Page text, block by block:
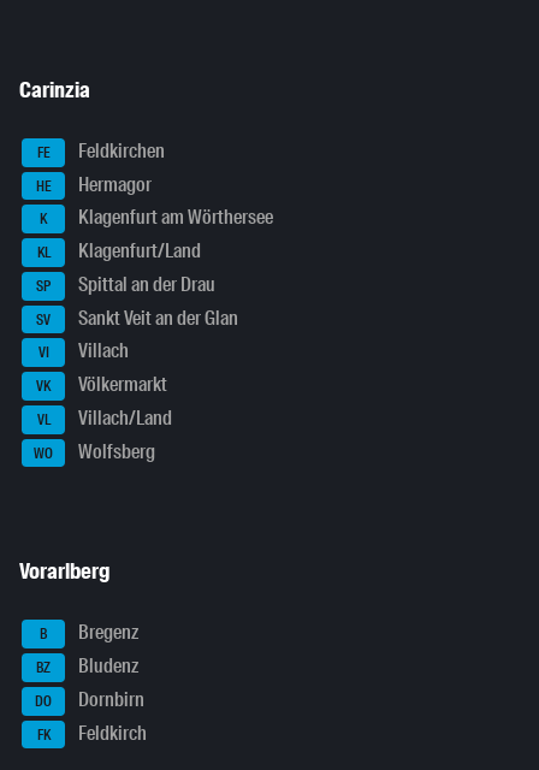
Carinzia
FE Feldkirchen
HE Hermagor
K Klagenfurt am Wörthersee
KL Klagenfurt/Land
SP Spittal an der Drau
SV Sankt Veit an der Glan
VI Villach
VK Völkermarkt
VL Villach/Land
WO Wolfsberg
Vorarlberg
B Bregenz
BZ Bludenz
DO Dornbirn
FK Feldkirch